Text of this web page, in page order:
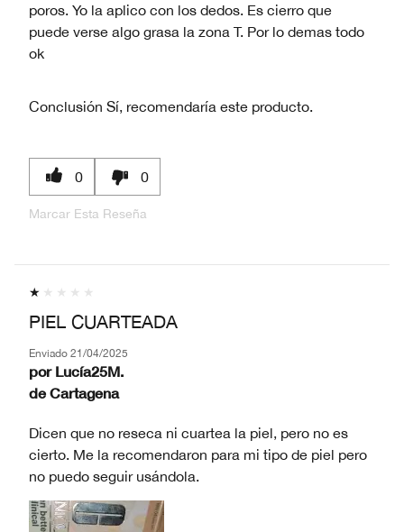
poros. Yo la aplico con los dedos. Es cierro que
puede verse algo grasa la zona T. Por lo demas todo
ok
Conclusión Sí, recomendaría este producto.
0 0
Marcar Esta Reseña
PIEL CUARTEADA
Enviado 21/04/2025
por Lucía25M.
de Cartagena
Dicen que no reseca ni cuartea la piel, pero no es
cierto. Me la recomendaron para mi tipo de piel pero
no puedo seguir usándola.